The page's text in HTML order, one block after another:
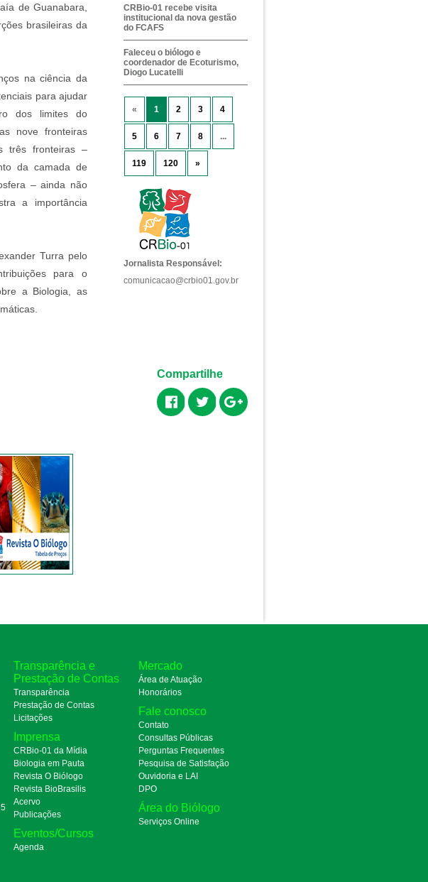
de Guanabara,
brasileiras da
na ciência da
para ajudar
dos limites do
nove fronteiras
três fronteiras –
da camada de
– ainda não
a importância
Turra pelo
para o
a Biologia, as
CRBio-01 recebe visita
institucional da nova gestão
do FCAFS
Faleceu o biólogo e
coordenador de Ecoturismo,
Diogo Lucatelli
« 1 2 3 4
5 6 7 8 ...
119 120 »
Jornalista Responsável:
comunicacao@crbio01.gov.br
Compartilhe
Transparência e
Prestação de Contas
Transparência
Prestação de Contas
Licitações
Imprensa
CRBio-01 da Mídia
Biologia em Pauta
Revista O Biólogo
Revista BioBrasilis
Acervo
Publicações
Eventos/Cursos
Agenda
Mercado
Área de Atuação
Honorários
Fale conosco
Contato
Consultas Públicas
Perguntas Frequentes
Pesquisa de Satisfação
Ouvidoria e LAI
DPO
Área do Biólogo
Serviços Online